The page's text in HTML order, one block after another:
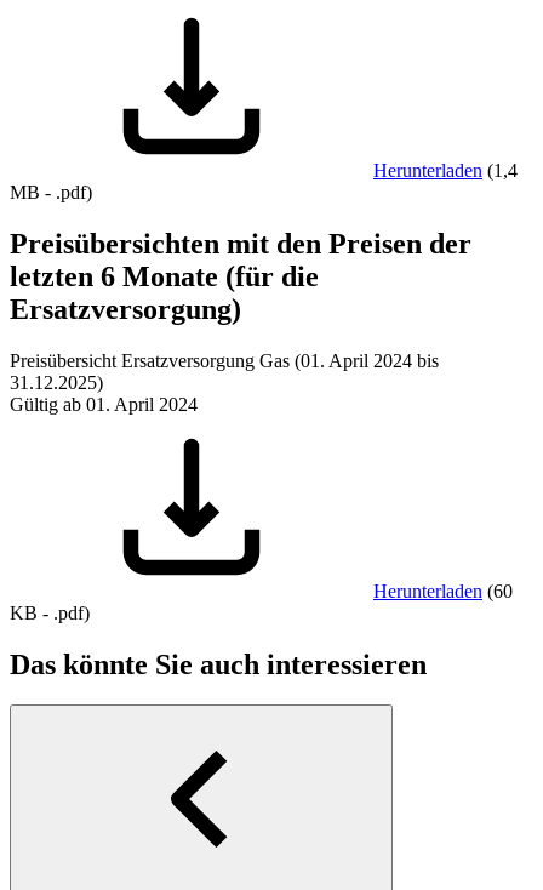
Herunterladen (1,4
MB - .pdf)
Preisübersichten mit den Preisen der
letzten 6 Monate (für die
Ersatzversorgung)
Preisübersicht Ersatzversorgung Gas (01. April 2024 bis
31.12.2025)
Gültig ab 01. April 2024
Herunterladen (60
KB - .pdf)
Das könnte Sie auch interessieren